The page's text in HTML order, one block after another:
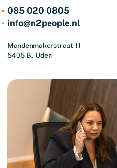
085 020 0805
info@n2people.nl
Mandenmakerstraat 11
5405 BJ Uden